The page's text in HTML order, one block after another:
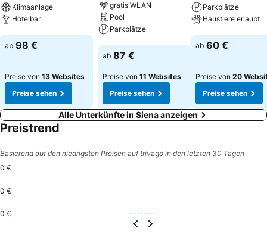
Klimaanlage
Hotelbar
Preise sehen
ab 98 €
Preise von 13 Websites
Preise sehen
gratis WLAN
Pool
Parkplätze
Preise sehen
ab 87 €
Preise von 11 Websites
Preise sehen
Parkplätze
Haustiere erlaubt
Preise sehen
ab 60 €
Preise von 20
Preise sehen
Alle Unterkünfte in Siena anzeigen
Preistrend
Basierend auf den niedrigsten Preisen auf trivago in den letzten 30 Tagen
0 €
0 €
0 €